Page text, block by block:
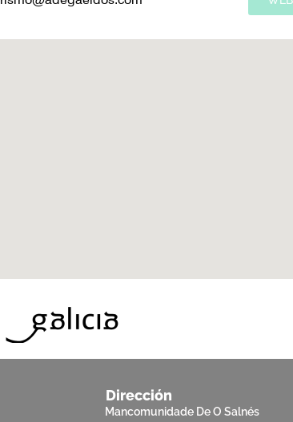
Dirección
Mancomunidade De O Salnés